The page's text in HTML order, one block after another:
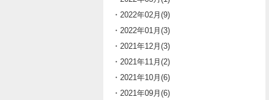
・2022年02月(9)
・2022年01月(3)
・2021年12月(3)
・2021年11月(2)
・2021年10月(6)
・2021年09月(6)